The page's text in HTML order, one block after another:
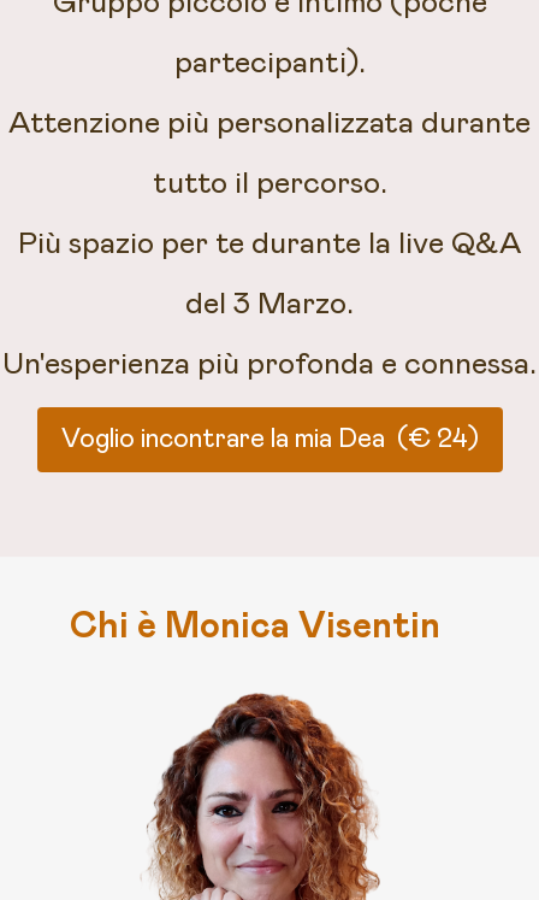
partecipanti).
Attenzione più personalizzata durante
tutto il percorso.
Più spazio per te durante la live Q&A
del 3 Marzo.
Un'esperienza più profonda e connessa.
Voglio incontrare la mia Dea (€ 24)
Chi è Monica Visentin